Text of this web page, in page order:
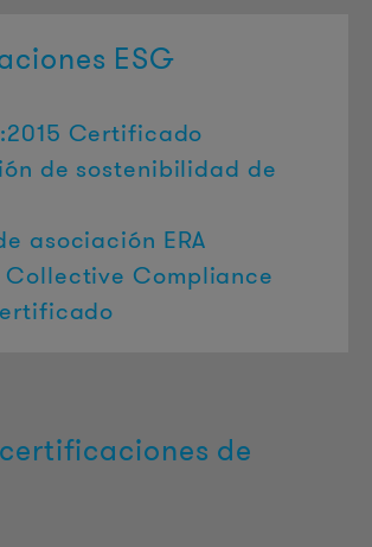
ESG
Certificado
de sostenibilidad de
asociación ERA
Collective Compliance
de